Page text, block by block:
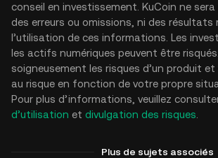
conseil en investissement. KuCoin ne
des erreurs ou omissions, ni des
l’utilisation de ces informations. Les
les actifs numériques peuvent être
soigneusement les risques d’un produit
au risque en fonction de votre propre
Pour plus d’informations, veuillez
d’utilisation et divulgation des risques
Plus de sujets associés